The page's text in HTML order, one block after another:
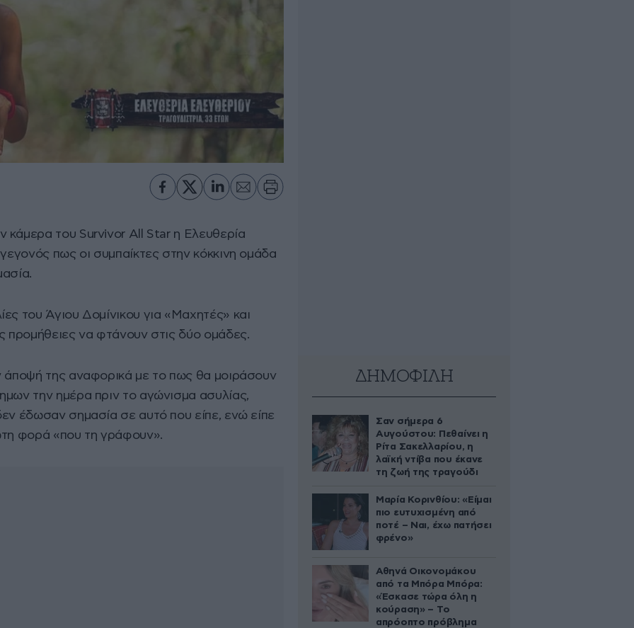
κάμερα του Survivor All Star η Ελευθερία
πως οι συμπαίκτες στην κόκκινη ομάδα
του Άγιου Δομίνικου για «Μαχητές» και
προμήθειες να φτάνουν στις δύο ομάδες.
άποψή της αναφορικά με το πως θα μοιράσουν
την ημέρα πριν το αγώνισμα ασυλίας,
έδωσαν σημασία σε αυτό που είπε, ενώ είπε
φορά «που τη γράφουν».
ΔΗΜΟΦΙΛΗ
Σαν σήμερα 6
Αυγούστου: Πεθαίνει η
Ρίτα Σακελλαρίου, η
λαϊκή ντίβα που έκανε
τη ζωή της τραγούδι
Μαρία Κορινθίου: «Είμαι
πιο ευτυχισμένη από
ποτέ – Ναι, έχω πατήσει
φρένο»
Αθηνά Οικονομάκου
από τα Μπόρα Μπόρα:
«Έσκασε τώρα όλη η
κούραση» – Το
απρόοπτο πρόβλημα